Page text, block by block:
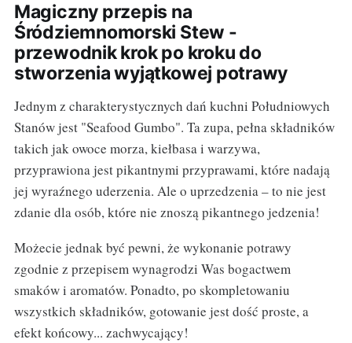
Magiczny przepis na
Śródziemnomorski Stew -
przewodnik krok po kroku do
stworzenia wyjątkowej potrawy
Jednym z charakterystycznych dań kuchni Południowych
Stanów jest "Seafood Gumbo". Ta zupa, pełna składników
takich jak owoce morza, kiełbasa i warzywa,
przyprawiona jest pikantnymi przyprawami, które nadają
jej wyraźnego uderzenia. Ale o uprzedzenia – to nie jest
zdanie dla osób, które nie znoszą pikantnego jedzenia!
Możecie jednak być pewni, że wykonanie potrawy
zgodnie z przepisem wynagrodzi Was bogactwem
smaków i aromatów. Ponadto, po skompletowaniu
wszystkich składników, gotowanie jest dość proste, a
efekt końcowy... zachwycający!